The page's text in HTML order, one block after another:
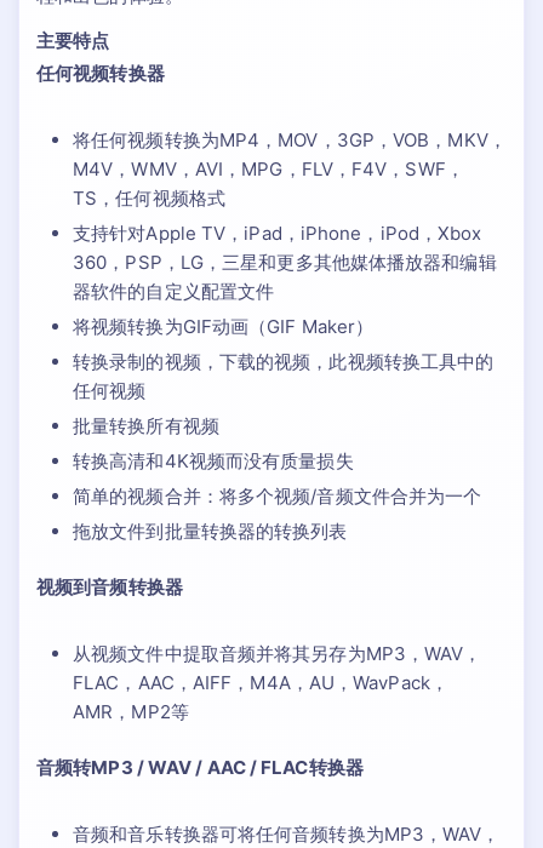
主要特点
任何视频转换器
将任何视频转换为MP4，MOV，3GP，VOB，MKV，
M4V，WMV，AVI，MPG，FLV，F4V，SWF，
TS，任何视频格式
支持针对Apple TV，iPad，iPhone，iPod，Xbox
360，PSP，LG，三星和更多其他媒体播放器和编辑
器软件的自定义配置文件
将视频转换为GIF动画（GIF Maker）
转换录制的视频，下载的视频，此视频转换工具中的
任何视频
批量转换所有视频
转换高清和4K视频而没有质量损失
简单的视频合并：将多个视频/音频文件合并为一个
拖放文件到批量转换器的转换列表
视频到音频转换器
从视频文件中提取音频并将其另存为MP3，WAV，
FLAC，AAC，AIFF，M4A，AU，WavPack，
AMR，MP2等
音频转MP3 / WAV / AAC / FLAC转换器
音频和音乐转换器可将任何音频转换为MP3，WAV，